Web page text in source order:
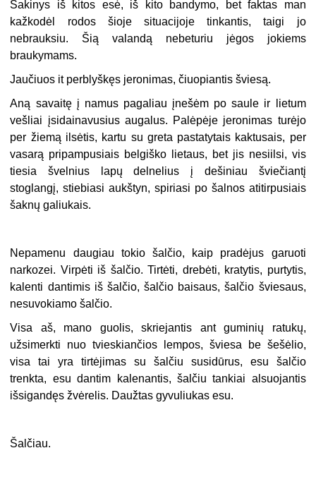
Sakinys iš kitos esė, iš kito bandymo, bet faktas man
kažkodėl rodos šioje situacijoje tinkantis, taigi jo
nebrauksiu. Šią valandą nebeturiu jėgos jokiems
braukymams.
Jaučiuos it perblyškęs jeronimas, čiuopiantis šviesą.
Aną savaitę į namus pagaliau įnešėm po saule ir lietum
vešliai įsidainavusius augalus. Palėpėje jeronimas turėjo
per žiemą ilsėtis, kartu su greta pastatytais kaktusais, per
vasarą pripampusiais belgiško lietaus, bet jis nesiilsi, vis
tiesia švelnius lapų delnelius į dešiniau šviečiantį
stoglangį, stiebiasi aukštyn, spiriasi po šalnos atitirpusiais
šaknų galiukais.
Nepamenu daugiau tokio šalčio, kaip pradėjus garuoti
narkozei. Virpėti iš šalčio. Tirtėti, drebėti, kratytis, purtytis,
kalenti dantimis iš šalčio, šalčio baisaus, šalčio šviesaus,
nesuvokiamo šalčio.
Visa aš, mano guolis, skriejantis ant guminių ratukų,
užsimerkti nuo tvieskiančios lempos, šviesa be šešėlio,
visa tai yra tirtėjimas su šalčiu susidūrus, esu šalčio
trenkta, esu dantim kalenantis, šalčiu tankiai alsuojantis
išsigandęs žvėrelis. Daužtas gyvuliukas esu.
Šalčiau.